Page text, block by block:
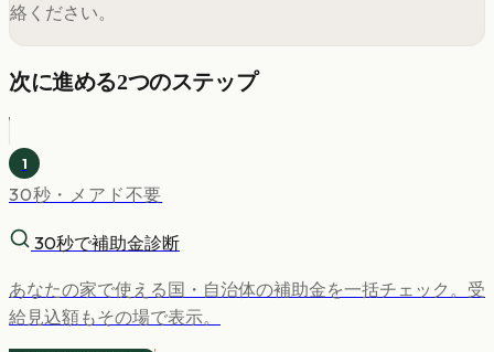
絡ください。
次に進める2つのステップ
1
30秒・メアド不要
30秒で補助金診断
あなたの家で使える国・自治体の補助金を一括チェック。受
給見込額もその場で表示。